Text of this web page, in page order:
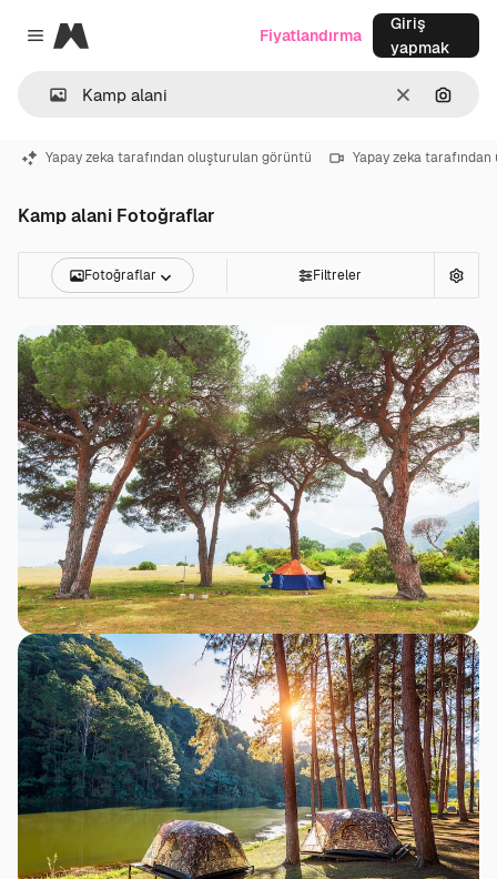
Close menu
Magnific
Temizlemek
Fiyatlandırma
Giriş
yapmak
Yapay zeka tarafından oluşturulan görüntü Yapay zeka
Kamp alani Fotoğraflar
Fotoğraflar Filtreler